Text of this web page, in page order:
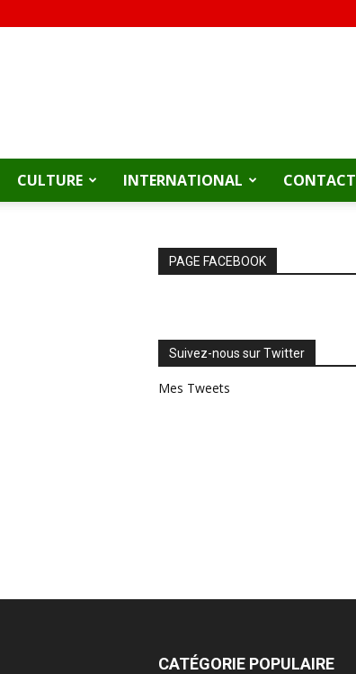
CULTURE INTERNATIONAL CONTACT
PAGE FACEBOOK
Suivez-nous sur Twitter
Mes Tweets
CATÉGORIE POPULAIRE